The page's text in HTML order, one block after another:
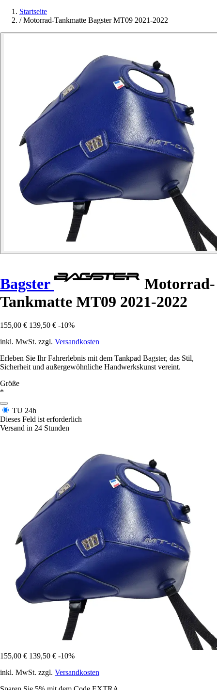
Startseite
/ Motorrad-Tankmatte Bagster MT09 2021-2022
Bagster
Motorrad-
Tankmatte MT09 2021-2022
155,00 € 139,50 € -10%
inkl. MwSt. zzgl. Versandkosten
Erleben Sie Ihr Fahrerlebnis mit dem Tankpad Bagster, das Stil,
Sicherheit und außergewöhnliche Handwerkskunst vereint.
Größe
*
TU 24h
Dieses Feld ist erforderlich
Versand in 24 Stunden
155,00 € 139,50 € -10%
inkl. MwSt. zzgl. Versandkosten